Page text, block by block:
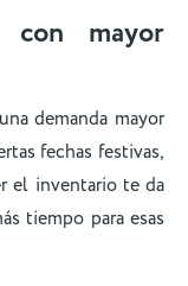
con mayor
demanda mayor
fechas festivas,
el inventario te da
tiempo para esas